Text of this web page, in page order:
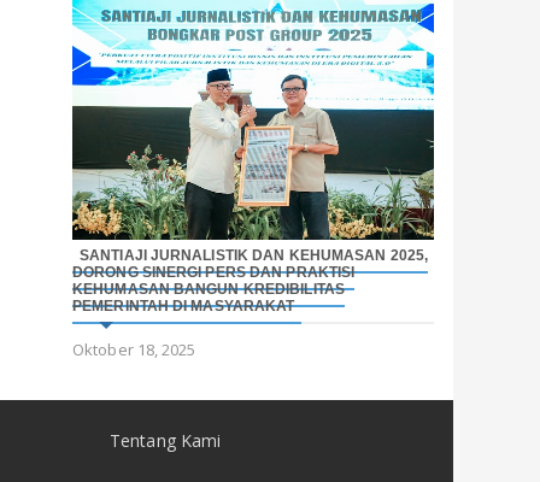
SANTIAJI JURNALISTIK DAN KEHUMASAN 2025,
DORONG SINERGI PERS DAN PRAKTISI
KEHUMASAN BANGUN KREDIBILITAS
PEMERINTAH DI MASYARAKAT
Oktober 18, 2025
Tentang Kami